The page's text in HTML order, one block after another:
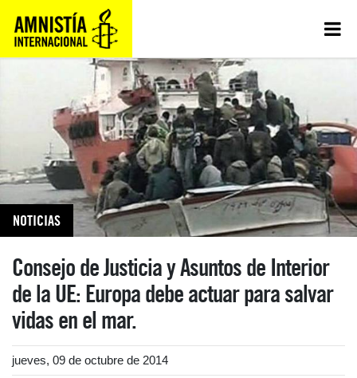
NOTICIAS
Consejo de Justicia y Asuntos de Interior
de la UE: Europa debe actuar para salvar
vidas en el mar.
jueves, 09 de octubre de 2014